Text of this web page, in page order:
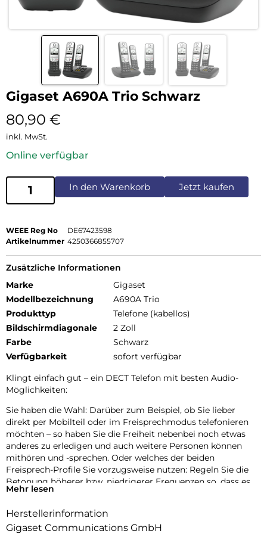
Gigaset A690A Trio Schwarz
80,90 €
inkl. MwSt.
Online verfügbar
In den Warenkorb Jetzt kaufen
WEEE Reg No
DE67423598
Artikelnummer 4250366855707
Zusätzliche Informationen
Marke
Gigaset
Modellbezeichnung
A690A Trio
Produkttyp
Telefone (kabellos)
Bildschirmdiagonale
2 Zoll
Farbe
Schwarz
Verfügbarkeit
sofort verfügbar
Klingt einfach gut – ein DECT Telefon mit besten Audio-
Möglichkeiten:
Sie haben die Wahl: Darüber zum Beispiel, ob Sie lieber
direkt per Mobilteil oder im Freisprechmodus telefonieren
möchten – so haben Sie die Freiheit nebenbei noch etwas
anderes zu erledigen und auch weitere Personen können
mithören und -sprechen. Oder welches der beiden
Freisprech-Profile Sie vorzugsweise nutzen: Regeln Sie die
Betonung höherer bzw. niedrigerer Frequenzen so, dass es
für Sie angenehm ist. Wie auch immer Sie sich entscheiden –
Übersichtlich, ergonomisch, intuitiv – so komfortabel kann
Mehr lesen
Herstellerinformation
Gigaset Communications GmbH